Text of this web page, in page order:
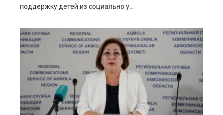
поддержку детей из социально у...